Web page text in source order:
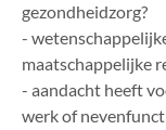
gezondheidzorg?
-
maatschappelijke
- aandacht heeft
werk of